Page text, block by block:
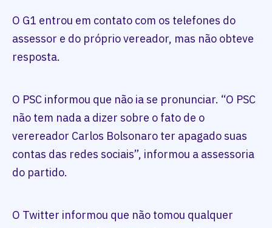
O G1 entrou em contato com os telefones do
assessor e do próprio vereador, mas não obteve
resposta.
O PSC informou que não ia se pronunciar. “O PSC
não tem nada a dizer sobre o fato de o
verereador Carlos Bolsonaro ter apagado suas
contas das redes sociais”, informou a assessoria
do partido.
O Twitter informou que não tomou qualquer